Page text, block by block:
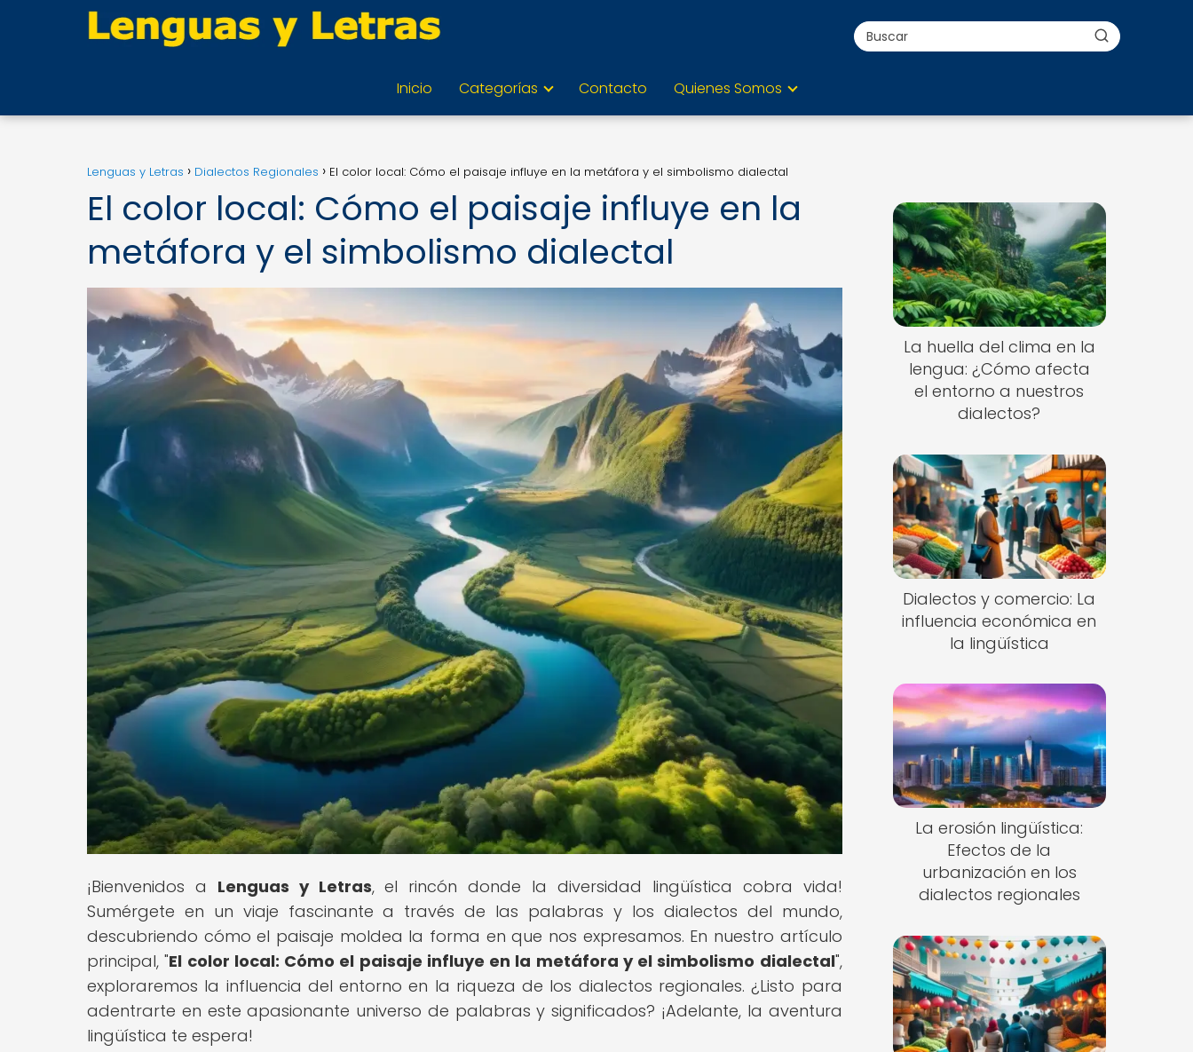
Inicio Categorías Contacto Quienes Somos
Lenguas y Letras Dialectos Regionales El color local: Cómo el paisaje influye en la metáfora y el simbolismo dialectal
El color local: Cómo el paisaje influye en la
metáfora y el simbolismo dialectal
¡Bienvenidos a Lenguas y Letras, el rincón donde la diversidad lingüística cobra vida!
Sumérgete en un viaje fascinante a través de las palabras y los dialectos del mundo,
descubriendo cómo el paisaje moldea la forma en que nos expresamos. En nuestro artículo
principal, "El color local: Cómo el paisaje influye en la metáfora y el simbolismo dialectal",
exploraremos la influencia del entorno en la riqueza de los dialectos regionales. ¿Listo para
adentrarte en este apasionante universo de palabras y significados? ¡Adelante, la aventura
lingüística te espera!
La huella del clima en la
lengua: ¿Cómo afecta
el entorno a nuestros
dialectos?
Dialectos y comercio: La
influencia económica en
la lingüística
La erosión lingüística:
Efectos de la
urbanización en los
dialectos regionales